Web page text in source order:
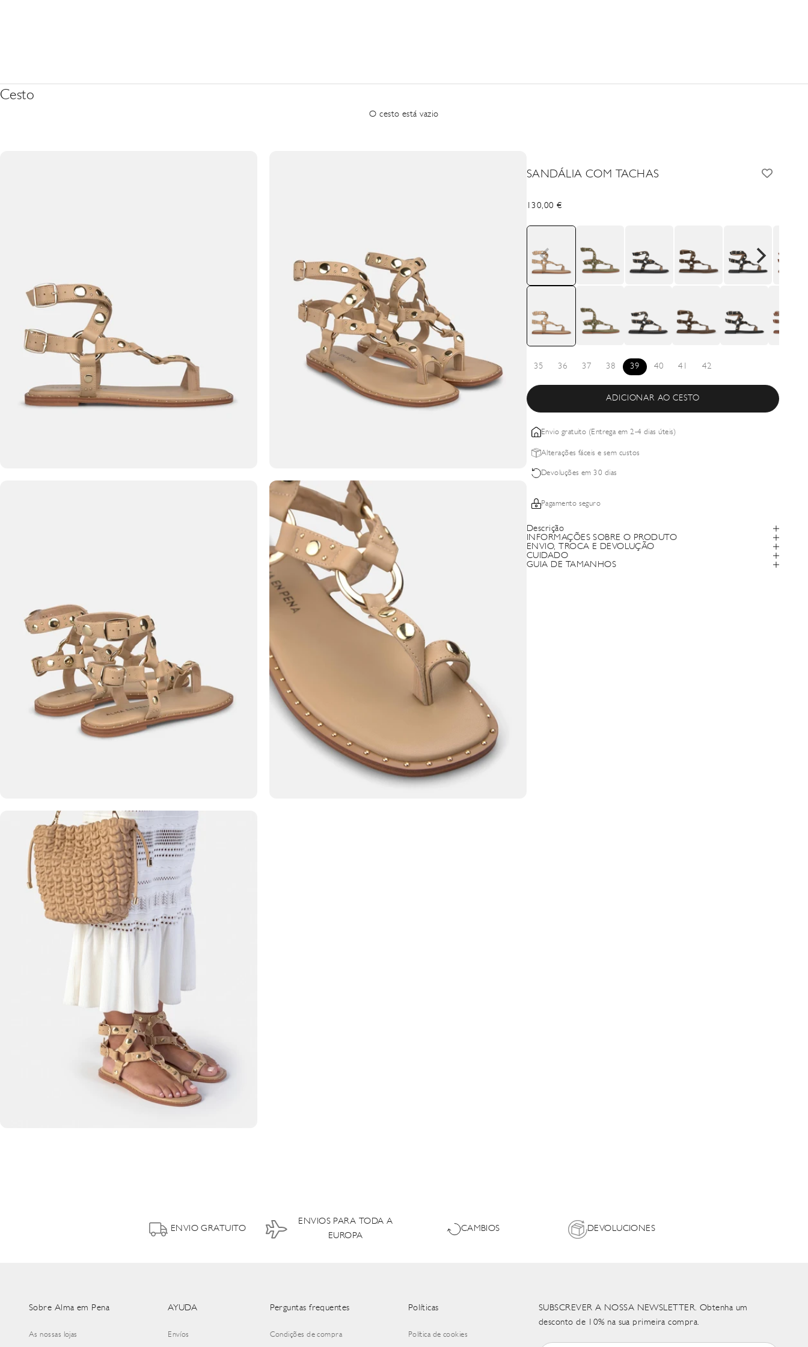
Cesto
O cesto está vazio
SANDÁLIA COM TACHAS
Precio de oferta
130,00 €
35 36 37 38 39 40 41 42
ADICIONAR AO CESTO
Envio gratuito (Entrega em 2-4 dias úteis)
Alterações fáceis e sem custos
Devoluções em 30 dias
Pagamento seguro
Descrição
INFORMAÇÕES SOBRE O PRODUTO
ENVIO, TROCA E DEVOLUÇÃO
CUIDADO
GUIA DE TAMANHOS
ENVIO GRATUITO
ENVIOS PARA TODA A
EUROPA
CAMBIOS DEVOLUCIONES
Sobre Alma em Pena
As nossas lojas
AYUDA
Envíos
Perguntas frequentes
Condições de compra
Políticas
Política de cookies
SUBSCREVER A NOSSA NEWSLETTER. Obtenha um
desconto de 10% na sua primeira compra.